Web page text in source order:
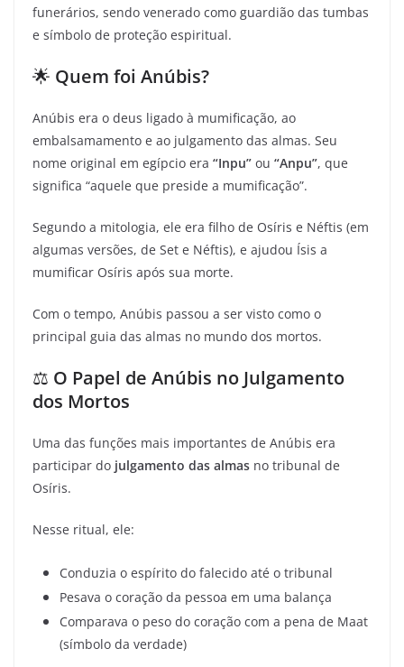
funerários, sendo venerado como guardião das tumbas
e símbolo de proteção espiritual.
🌟 Quem foi Anúbis?
Anúbis era o deus ligado à mumificação, ao
embalsamamento e ao julgamento das almas. Seu
nome original em egípcio era “Inpu” ou “Anpu”, que
significa “aquele que preside a mumificação”.
Segundo a mitologia, ele era filho de Osíris e Néftis (em
algumas versões, de Set e Néftis), e ajudou Ísis a
mumificar Osíris após sua morte.
Com o tempo, Anúbis passou a ser visto como o
principal guia das almas no mundo dos mortos.
⚖️ O Papel de Anúbis no Julgamento
dos Mortos
Uma das funções mais importantes de Anúbis era
participar do julgamento das almas no tribunal de
Osíris.
Nesse ritual, ele:
Conduzia o espírito do falecido até o tribunal
Pesava o coração da pessoa em uma balança
Comparava o peso do coração com a pena de Maat
(símbolo da verdade)